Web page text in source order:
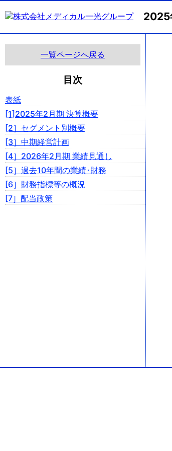
2025
一覧ページへ戻る
目次
表紙
[1]2025年2月期 決算概要
[2］セグメント別概要
[3］中期経営計画
[4］2026年2月期 業績見通し
[5］過去10年間の業績･財務
[6］財務指標等の概況
[7］配当政策